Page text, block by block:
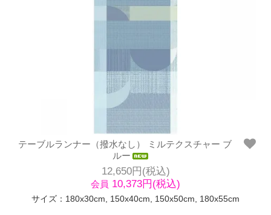
テーブルランナー（撥水なし） ミルテクスチャー ブ
ルー
12,650円(税込)
会員 10,373円(税込)
サイズ：180x30cm, 150x40cm, 150x50cm, 180x55cm